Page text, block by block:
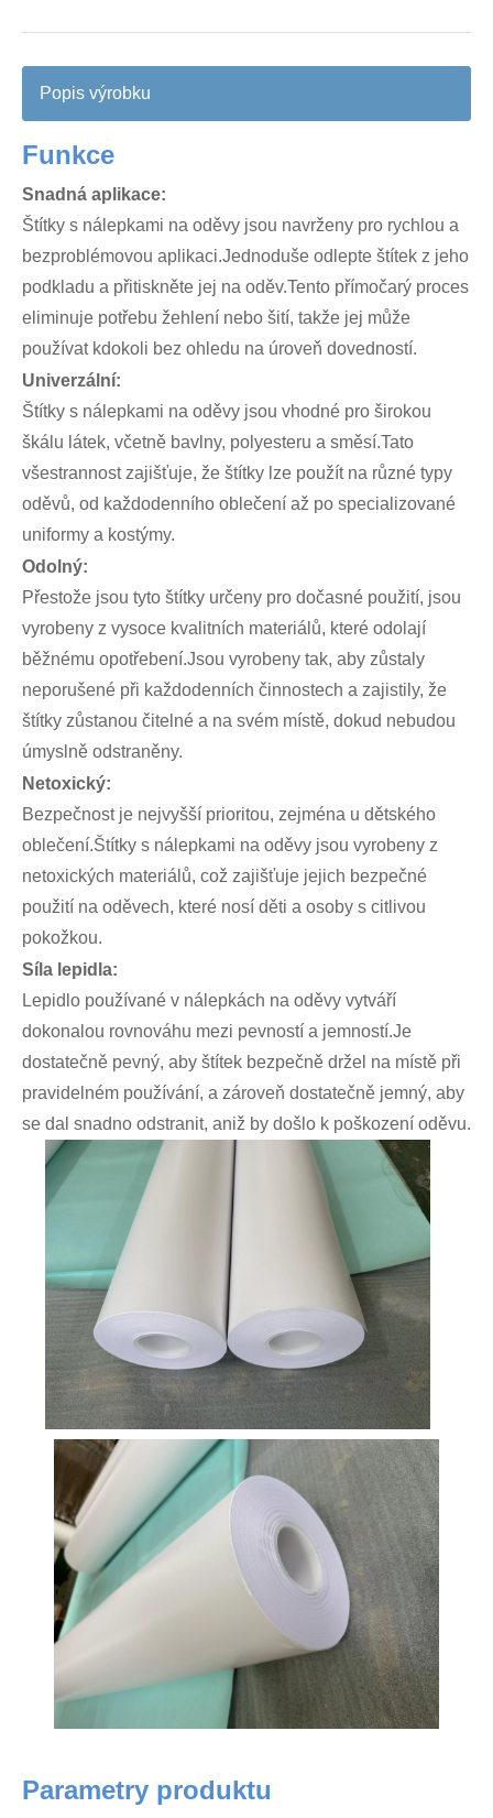
Popis výrobku
Funkce
Snadná aplikace:
Štítky s nálepkami na oděvy jsou navrženy pro rychlou a
bezproblémovou aplikaci.Jednoduše odlepte štítek z jeho
podkladu a přitiskněte jej na oděv.Tento přímočarý proces
eliminuje potřebu žehlení nebo šití, takže jej může
používat kdokoli bez ohledu na úroveň dovedností.
Univerzální:
Štítky s nálepkami na oděvy jsou vhodné pro širokou
škálu látek, včetně bavlny, polyesteru a směsí.Tato
všestrannost zajišťuje, že štítky lze použít na různé typy
oděvů, od každodenního oblečení až po specializované
uniformy a kostýmy.
Odolný:
Přestože jsou tyto štítky určeny pro dočasné použití, jsou
vyrobeny z vysoce kvalitních materiálů, které odolají
běžnému opotřebení.Jsou vyrobeny tak, aby zůstaly
neporušené při každodenních činnostech a zajistily, že
štítky zůstanou čitelné a na svém místě, dokud nebudou
úmyslně odstraněny.
Netoxický:
Bezpečnost je nejvyšší prioritou, zejména u dětského
oblečení.Štítky s nálepkami na oděvy jsou vyrobeny z
netoxických materiálů, což zajišťuje jejich bezpečné
použití na oděvech, které nosí děti a osoby s citlivou
pokožkou.
Síla lepidla:
Lepidlo používané v nálepkách na oděvy vytváří
dokonalou rovnováhu mezi pevností a jemností.Je
dostatečně pevný, aby štítek bezpečně držel na místě při
pravidelném používání, a zároveň dostatečně jemný, aby
se dal snadno odstranit, aniž by došlo k poškození oděvu.
Parametry produktu